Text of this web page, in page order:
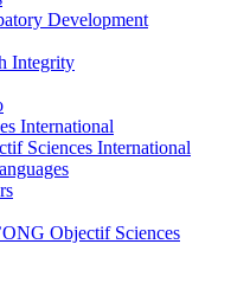
Development
Integrity
International
Sciences International
Objectif Sciences